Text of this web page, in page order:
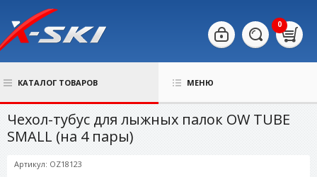
0
КАТАЛОГ ТОВАРОВ МЕНЮ
Чехол-тубус для лыжных палок OW TUBE
SMALL (на 4 пары)
Артикул: OZ18123